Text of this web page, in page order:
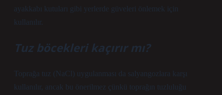
ayakkabı kutuları gibi yerlerde güveleri önlemek için
kullanılır.
Tuz böcekleri kaçırır mı?
Toprağa tuz (NaCl) uygulanması da salyangozlara karşı
kullanılır, ancak bu önerilmez çünkü toprağın tuzluluğu